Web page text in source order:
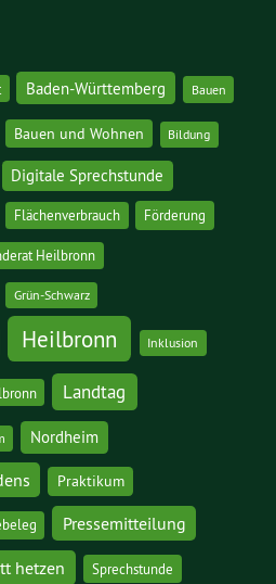
Baden-Württemberg Bauen
Bauen und Wohnen Bildung
Digitale Sprechstunde
Flächenverbrauch Förderung
Heilbronn
Grün-Schwarz
Heilbronn Inklusion
Landtag
Nordheim
Praktikum
Pressemitteilung
hetzen Sprechstunde